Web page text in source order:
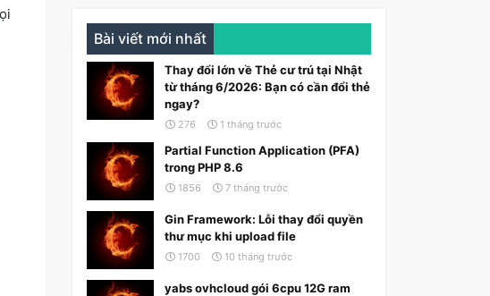
Bài viết mới nhất
Thay đổi lớn về Thẻ cư trú tại Nhật
từ tháng 6/2026: Bạn có cần đổi thẻ
ngay?
276 1 tháng trước
Partial Function Application (PFA)
trong PHP 8.6
1856 7 tháng trước
Gin Framework: Lỗi thay đổi quyền
thư mục khi upload file
1700 10 tháng trước
yabs ovhcloud gói 6cpu 12G ram